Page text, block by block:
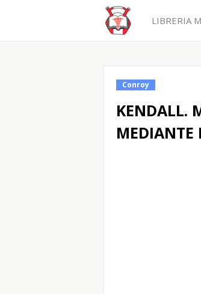
LIBRERIA
Conroy
KENDALL.
MEDIANTE